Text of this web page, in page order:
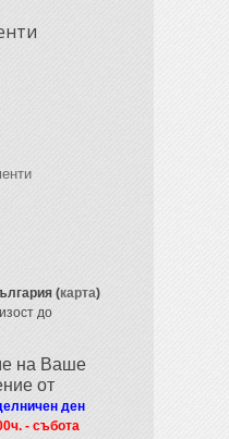
(карта)
до
на Ваше
от
ден
- събота